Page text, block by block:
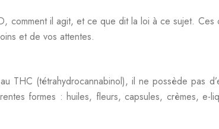
comment il agit, et ce que dit la loi à ce sujet.
et de vos attentes.
(tétrahydrocannabinol), il ne possède pas
formes : huiles, fleurs, capsules, crèmes, e-